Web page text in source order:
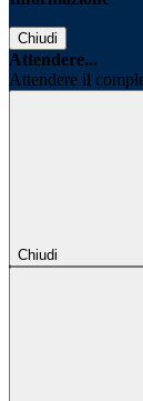
Chiudi
Attendere...
Attendere il
Chiudi